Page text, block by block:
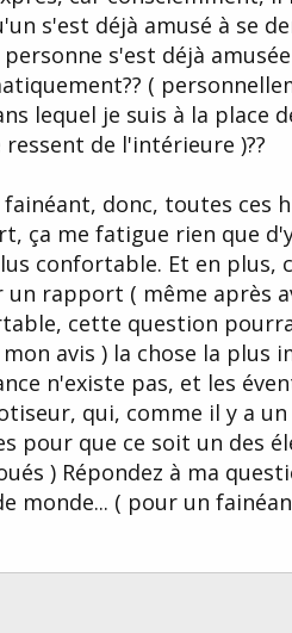
s'est déjà amusé à se
personne s'est déjà
(
lequel je suis à la place
ressent de l'intérieure )??
fainéant, donc, toutes
ça me fatigue rien que
confortable. Et en plus,
un rapport ( même après
cette question
mon avis ) la chose la
n'existe pas, et les
qui, comme il y a
pour que ce soit un des
) Répondez à ma
monde... ( pour un